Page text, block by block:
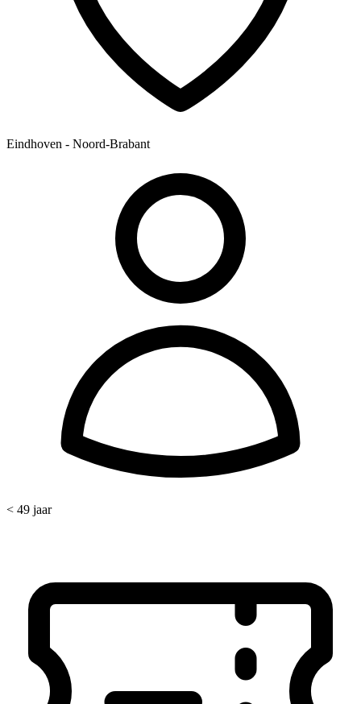
Eindhoven - Noord-Brabant
< 49 jaar